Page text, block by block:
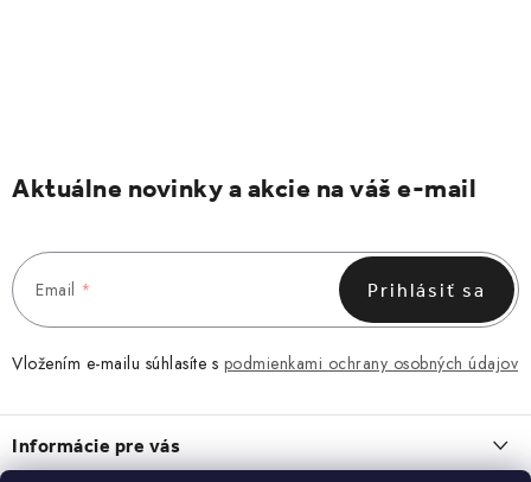
Aktuálne novinky a akcie na váš e-mail
Email
Vložením e-mailu súhlasíte s podmienkami ochrany osobných údajov
Prihlásiť sa
á
pInformácie pre vás